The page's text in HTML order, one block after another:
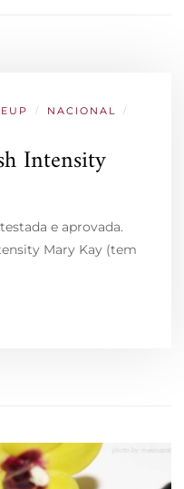
/ NACIONAL /
Intensity
e aprovada.
Mary Kay (tem